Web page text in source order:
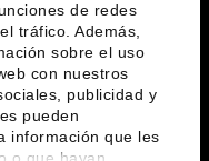
de redes
tráfico. Además,
sobre el uso
con nuestros
publicidad y
pueden
información que les